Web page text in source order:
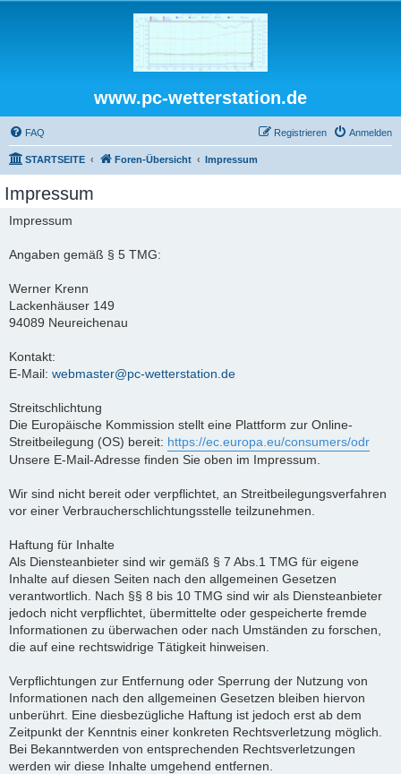
www.pc-wetterstation.de
FAQ Anmelden
Registrieren
STARTSEITE Foren-Übersicht Impressum
Impressum
Impressum
Angaben gemäß § 5 TMG:
Werner Krenn
Lackenhäuser 149
94089 Neureichenau
Kontakt:
E-Mail: webmaster@pc-wetterstation.de
Streitschlichtung
Die Europäische Kommission stellt eine Plattform zur Online-
Streitbeilegung (OS) bereit: https://ec.europa.eu/consumers/odr
Unsere E-Mail-Adresse finden Sie oben im Impressum.
Wir sind nicht bereit oder verpflichtet, an Streitbeilegungsverfahren
vor einer Verbraucherschlichtungsstelle teilzunehmen.
Haftung für Inhalte
Als Diensteanbieter sind wir gemäß § 7 Abs.1 TMG für eigene
Inhalte auf diesen Seiten nach den allgemeinen Gesetzen
verantwortlich. Nach §§ 8 bis 10 TMG sind wir als Diensteanbieter
jedoch nicht verpflichtet, übermittelte oder gespeicherte fremde
Informationen zu überwachen oder nach Umständen zu forschen,
die auf eine rechtswidrige Tätigkeit hinweisen.
Verpflichtungen zur Entfernung oder Sperrung der Nutzung von
Informationen nach den allgemeinen Gesetzen bleiben hiervon
unberührt. Eine diesbezügliche Haftung ist jedoch erst ab dem
Zeitpunkt der Kenntnis einer konkreten Rechtsverletzung möglich.
Bei Bekanntwerden von entsprechenden Rechtsverletzungen
werden wir diese Inhalte umgehend entfernen.